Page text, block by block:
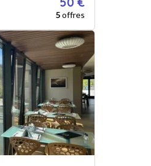
5offres